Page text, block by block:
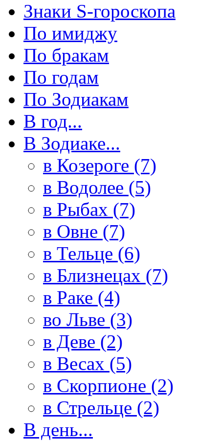
Знаки S-гороскопа
По имиджу
По бракам
По годам
По Зодиакам
В год...
В Зодиаке...
в Козероге (7)
в Водолее (5)
в Рыбах (7)
в Овне (7)
в Тельце (6)
в Близнецах (7)
в Раке (4)
во Льве (3)
в Деве (2)
в Весах (5)
в Скорпионе (2)
в Стрельце (2)
В день...